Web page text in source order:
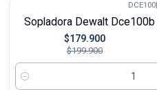
DCE100|
Sopladora Dewalt
$179.900
$199.900
Cantidad